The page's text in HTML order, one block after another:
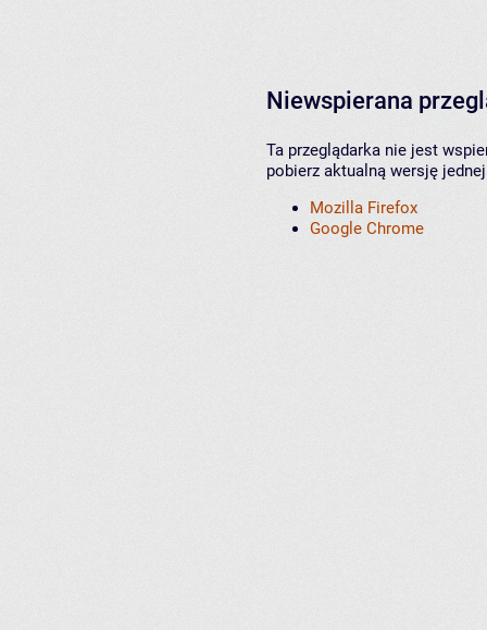
Niewspierana
Ta przeglądarka nie jest
pobierz aktualną wersję
Mozilla Firefox
Google Chrome